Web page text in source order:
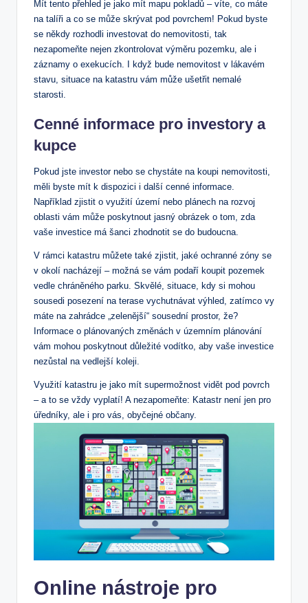
Mít tento přehled je jako mít mapu pokladů – víte, co máte
na talíři a co se může skrývat pod povrchem! Pokud byste
se někdy rozhodli investovat do nemovitosti, tak
nezapomeňte nejen zkontrolovat výměru pozemku, ale i
záznamy o exekucích. I když bude nemovitost v lákavém
stavu, situace na katastru vám může ušetřit nemalé
starosti.
Cenné informace pro investory a
kupce
Pokud jste investor nebo se chystáte na koupi nemovitosti,
měli byste mít k dispozici i další cenné informace.
Například zjistit o využití území nebo plánech na rozvoj
oblasti vám může poskytnout jasný obrázek o tom, zda
vaše investice má šanci zhodnotit se do budoucna.
V rámci katastru můžete také zjistit, jaké ochranné zóny se
v okolí nacházejí – možná se vám podaří koupit pozemek
vedle chráněného parku. Skvělé, situace, kdy si mohou
sousedi posezení na terase vychutnávat výhled, zatímco vy
máte na zahrádce „zelenější“ sousední prostor, že?
Informace o plánovaných změnách v územním plánování
vám mohou poskytnout důležité vodítko, aby vaše investice
nezůstal na vedlejší koleji.
Využití katastru je jako mít supermožnost vidět pod povrch
– a to se vždy vyplatí! A nezapomeňte: Katastr není jen pro
úředníky, ale i pro vás, obyčejné občany.
Online nástroje pro